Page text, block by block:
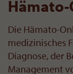
Die Hämato-
medizinisches
Diagnose, der
Management